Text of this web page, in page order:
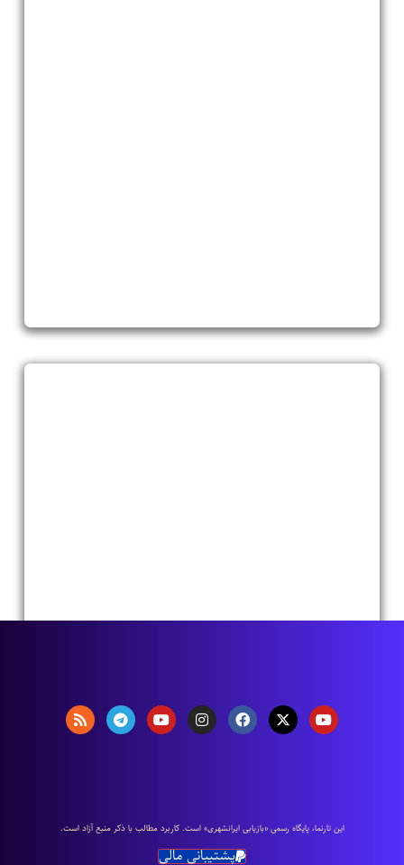
اين تارنما، پایگاه رسمی «بازیابی ایرانشهری» است. كاربرد مطالب با ذكر منبع آزاد است.
پشتیبانی مالی